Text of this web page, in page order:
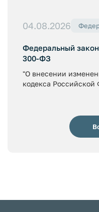
04.08.2026
Федеральный
300-ФЗ
"О внесении
кодекса